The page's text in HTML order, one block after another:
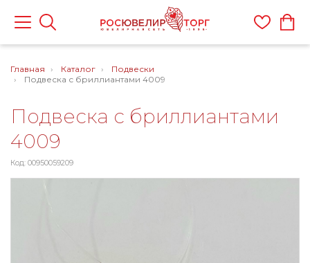
Главная Каталог
Подвески
Подвеска с бриллиантами 4009
Подвеска с бриллиантами
4009
Код: 00950059209